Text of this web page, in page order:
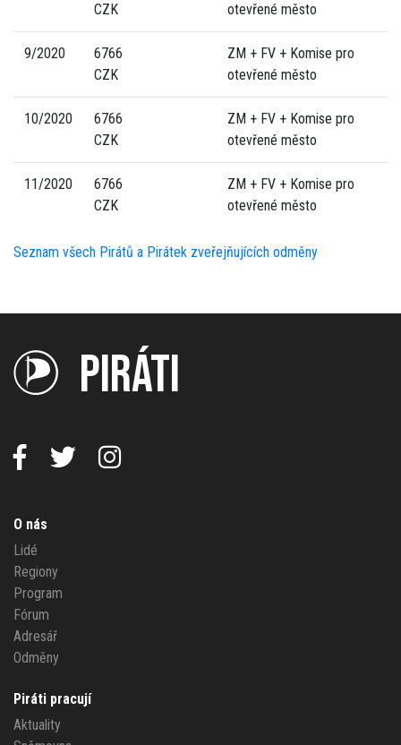
CZK
otevřené město
9/2020
6766
CZK
ZM + FV + Komise pro
otevřené město
10/2020
6766
CZK
ZM + FV + Komise pro
otevřené město
11/2020
6766
CZK
ZM + FV + Komise pro
otevřené město
Seznam všech Pirátů a Pirátek zveřejňujících odměny
PIRÁTI
O nás
Lidé
Regiony
Program
Fórum
Adresář
Odměny
Piráti pracují
Aktuality